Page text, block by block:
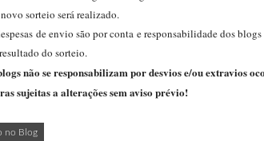
no Blog
sorteio será realizado.
de envio são por conta e responsabilidade dos
do sorteio.
não se responsabilizam por desvios e/ou extravios
sujeitas a alterações sem aviso prévio!